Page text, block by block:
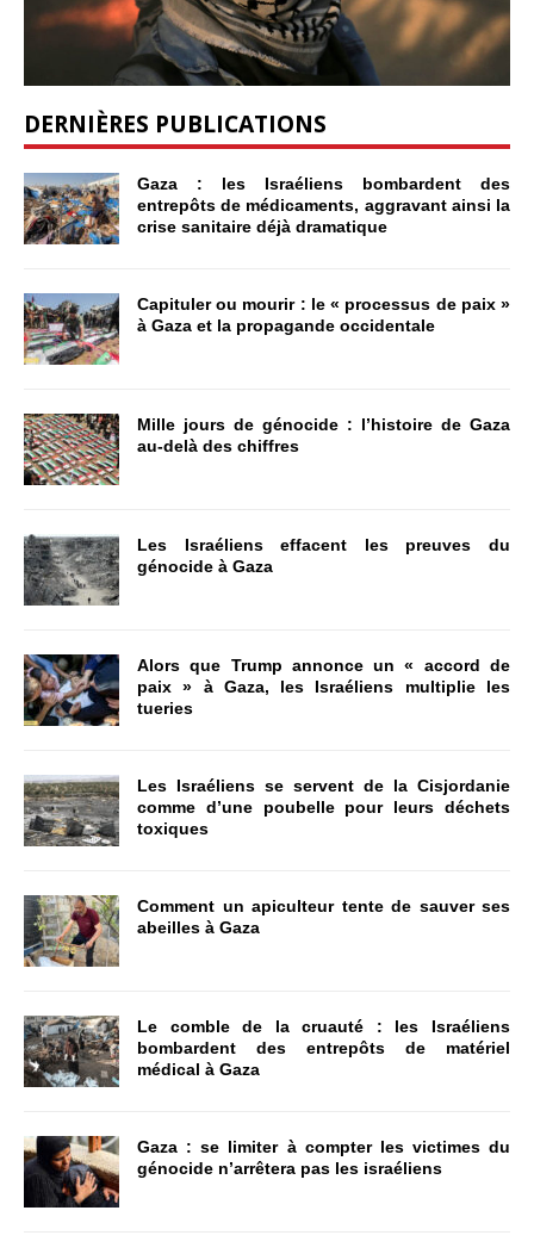
DERNIÈRES PUBLICATIONS
Gaza : les Israéliens bombardent des
entrepôts de médicaments, aggravant ainsi la
crise sanitaire déjà dramatique
Capituler ou mourir : le « processus de paix »
à Gaza et la propagande occidentale
Mille jours de génocide : l’histoire de Gaza
au-delà des chiffres
Les Israéliens effacent les preuves du
génocide à Gaza
Alors que Trump annonce un « accord de
paix » à Gaza, les Israéliens multiplie les
tueries
Les Israéliens se servent de la Cisjordanie
comme d’une poubelle pour leurs déchets
toxiques
Comment un apiculteur tente de sauver ses
abeilles à Gaza
Le comble de la cruauté : les Israéliens
bombardent des entrepôts de matériel
médical à Gaza
Gaza : se limiter à compter les victimes du
génocide n’arrêtera pas les israéliens